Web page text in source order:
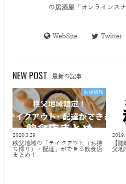
の居酒屋「オンラインス
WebSite Twitter
NEW POST 最新の記事
お店情報
2020.3.29
秩父地域の「テイクアウト（お持
ち帰り）・配達」ができる飲食店
まとめ！
【
父地